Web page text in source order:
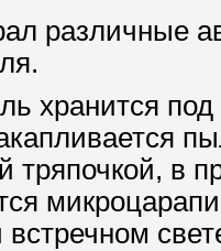
различные
хранится
тряпочкой, в